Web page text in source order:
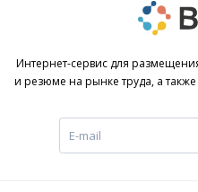
Интернет-сервис для
и резюме на рынке труда, а